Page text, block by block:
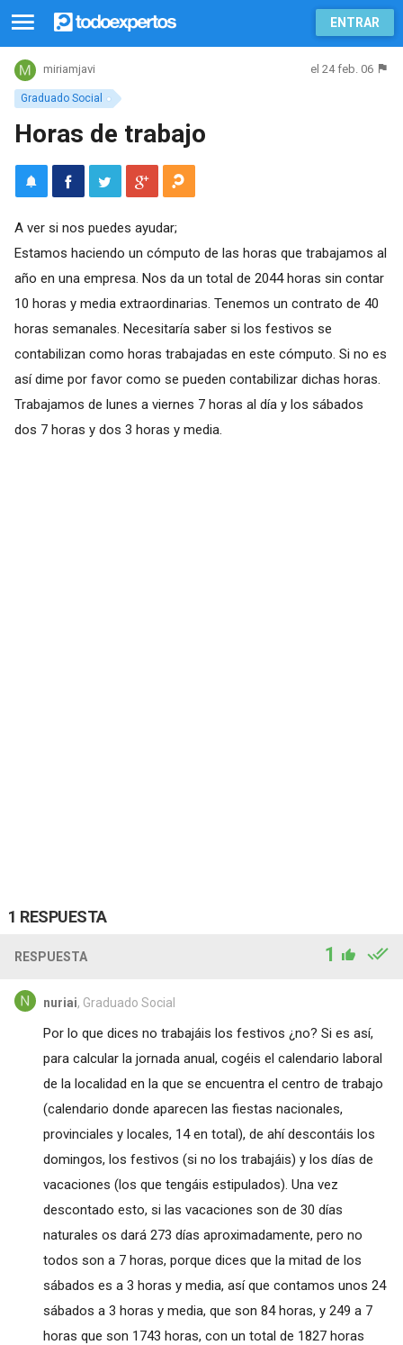
ENTRAR
Graduado Social
miriamjavi el 24 feb. 06
Horas de trabajo
A ver si nos puedes ayudar;
Estamos haciendo un cómputo de las horas que trabajamos al
año en una empresa. Nos da un total de 2044 horas sin contar
10 horas y media extraordinarias. Tenemos un contrato de 40
horas semanales. Necesitaría saber si los festivos se
contabilizan como horas trabajadas en este cómputo. Si no es
así dime por favor como se pueden contabilizar dichas horas.
Trabajamos de lunes a viernes 7 horas al día y los sábados
dos 7 horas y dos 3 horas y media.
1 RESPUESTA
RESPUESTA 1
nuriai, Graduado Social
Por lo que dices no trabajáis los festivos ¿no? Si es así,
para calcular la jornada anual, cogéis el calendario laboral
de la localidad en la que se encuentra el centro de trabajo
(calendario donde aparecen las fiestas nacionales,
provinciales y locales, 14 en total), de ahí descontáis los
domingos, los festivos (si no los trabajáis) y los días de
vacaciones (los que tengáis estipulados). Una vez
descontado esto, si las vacaciones son de 30 días
naturales os dará 273 días aproximadamente, pero no
todos son a 7 horas, porque dices que la mitad de los
sábados es a 3 horas y media, así que contamos unos 24
sábados a 3 horas y media, que son 84 horas, y 249 a 7
horas que son 1743 horas, con un total de 1827 horas